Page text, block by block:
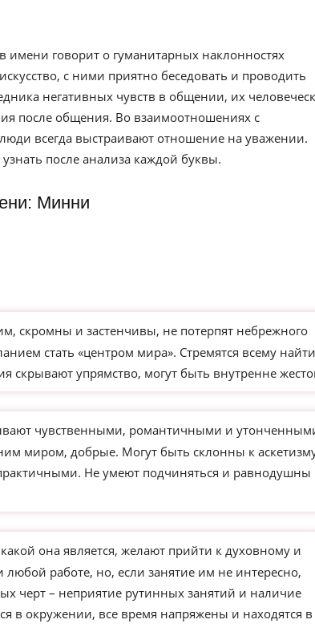
говорит о гуманитарных наклонностях
с ними приятно беседовать и проводить
негативных чувств в общении, их
после общения. Во взаимоотношениях с
всегда выстраивают отношение на уважении.
после анализа каждой буквы.
Минни
скромны и застенчивы, не потерпят небрежного
стать «центром мира». Стремятся всему найти
скрывают упрямство, могут быть внутренне
чувственными, романтичными и
миром, добрые. Могут быть склонны к
Не умеют подчиняться и равнодушны
она является, желают прийти к духовному и
работе, но, если занятие им не интересно,
черт – неприятие рутинных занятий и наличие
в окружении, все время напряжены и находятся в